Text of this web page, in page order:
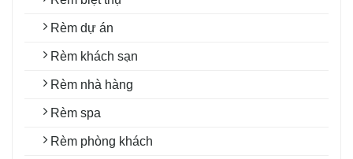
Rèm dự án
Rèm khách sạn
Rèm nhà hàng
Rèm spa
Rèm phòng khách